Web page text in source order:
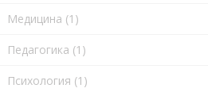
Медицина (1)
Педагогика (1)
Психология (1)